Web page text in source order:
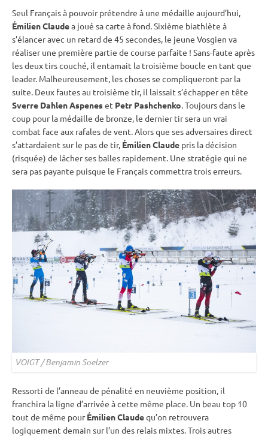
Seul Français à pouvoir prétendre à une médaille aujourd’hui,
Émilien Claudea joué sa carte à fond. Sixième biathlète à
s’élancer avec un retard de 45 secondes, le jeune Vosgien va
réaliser une première partie de course parfaite ! Sans-faute après
les deux tirscouché, il entamait la troisième boucle en tant que
leader. Malheureusement, les choses se compliqueront par la
suite. Deux fautes au troisième tir, il laissait s’échapper en tête
Sverre Dahlen Aspeneset Petr Pashchenko. Toujours dans le
coup pour la médaille de bronze, le dernier tir sera un vrai
combat face aux rafales de vent. Alors que ses adversaires direct
s’attardaient sur le pas de tir, Émilien Claude pris la décision
(risquée) de lâcher ses balles rapidement. Une stratégie qui ne
sera pas payante puisque le Français commettra trois erreurs.
VOIGT / Benjamin Soelzer
Ressorti de l’anneau de pénalité en neuvième position, il
franchira la ligne d’arrivée à cette même place. Un beau top 10
tout de même pourÉmilien Claudequ’on retrouvera
logiquement demain sur l’un des relais mixtes. Trois autres